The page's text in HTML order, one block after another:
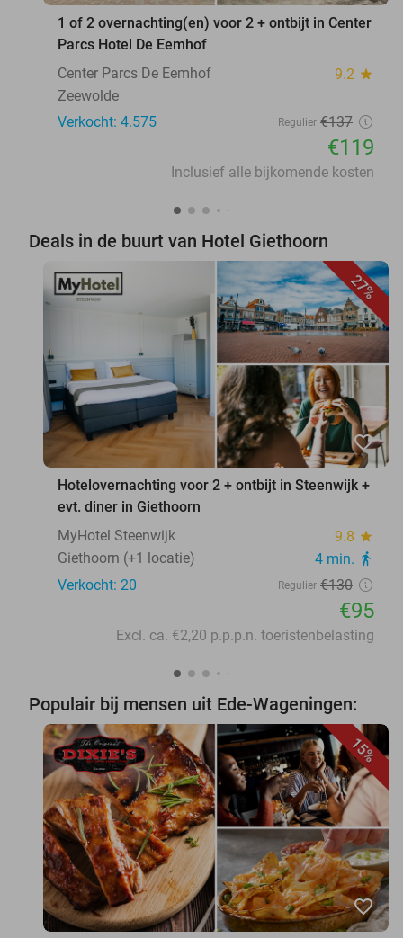
1 of 2 overnachting(en) voor 2 + ontbijt in Center
Parcs Hotel De Eemhof
Center Parcs De Eemhof
9.2 star
Zeewolde
Verkocht: 4.575
Regulier €137
€119
Inclusief alle bijkomende kosten
Deals in de buurt van Hotel Giethoorn
27%
favorite_border
Hotelovernachting voor 2 + ontbijt in Steenwijk +
evt. diner in Giethoorn
MyHotel Steenwijk
9.8 star
Giethoorn (+1 locatie) 4 min. directions_walk
Verkocht: 20 Regulier €130
€95
Excl. ca. €2,20 p.p.p.n. toeristenbelasting
Populair bij mensen uit Ede-Wageningen:
15%
favorite_border